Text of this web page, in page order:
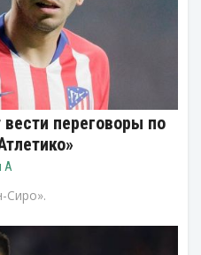
переговоры по
А
Сиро».